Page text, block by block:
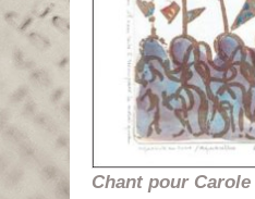
Chant pour Carole